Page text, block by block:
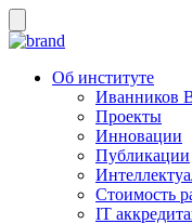
Об институте
Иванников
Проекты
Инновации
Публикации
Стоимость
IT